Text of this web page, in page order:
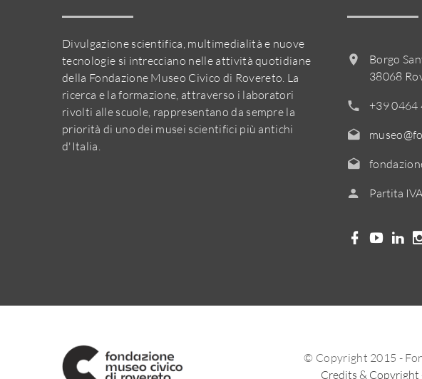
Divulgazione scientifica, multimedialità e nuove
tecnologie si intrecciano nelle attività quotidiane
della Fondazione Museo Civico di Rovereto. La
ricerca e la formazione, attraverso i laboratori
rivolti alle scuole, rappresentano da sempre la
priorità di uno dei musei scientifici più antichi
d'Italia.
Borgo
38068
+39 0464
Partita
© Copyright 2015 -
Credits & Copyright